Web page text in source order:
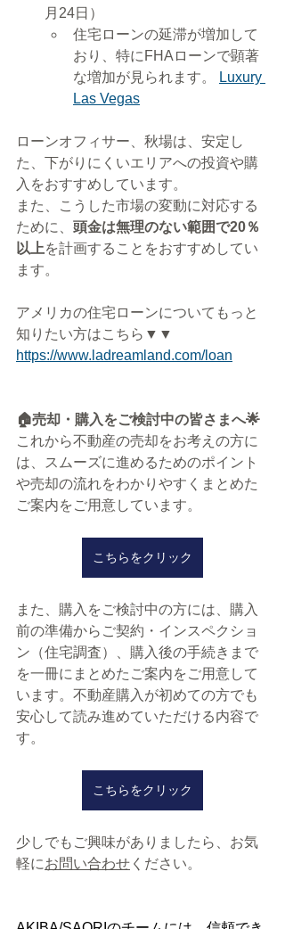
月24日）
住宅ローンの延滞が増加して
おり、特にFHAローンで顕著
な増加が見られます。
Luxury
Las Vegas
ローンオフィサー、秋場は、安定し
た、下がりにくいエリアへの投資や購
入をおすすめしています。
また、こうした市場の変動に対応する
ために、 頭金は無理のない範囲で20％
以上を計画することをおすすめしてい
ます。
アメリカの住宅ローンについてもっと
知りたい方はこちら▼▼
https://www.ladreamland.com/loan
🏠売却・購入をご検討中の皆さまへ🌟
これから不動産の売却をお考えの方に
は、スムーズに進めるためのポイント
や売却の流れをわかりやすくまとめた
ご案内をご用意しています。
こちらをクリック
また、購入をご検討中の方には、購入
前の準備からご契約・インスペクショ
ン（住宅調査）、購入後の手続きまで
を一冊にまとめたご案内をご用意して
います。不動産購入が初めての方でも
安心して読み進めていただける内容で
す。
こちらをクリック
少しでもご興味がありましたら、お気
軽にお問い合わせ ください。